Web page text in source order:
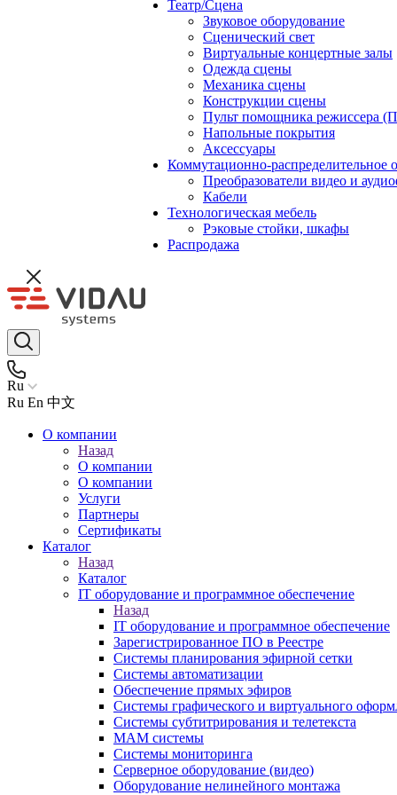
Театр/Сцена
Звуковое оборудование
Сценический свет
Виртуальные концертные залы
Одежда сцены
Механика сцены
Конструкции сцены
Пульт помощника режиссера
Напольные покрытия
Аксессуары
Коммутационно-распределительное
Преобразователи видео и
Кабели
Технологическая мебель
Рэковые стойки, шкафы
Распродажа
Ru
Ru En 中文
О компании
Назад
О компании
О компании
Услуги
Партнеры
Сертификаты
Каталог
Назад
Каталог
IT оборудование и программное обеспечение
Назад
IT оборудование и программное обеспечение
Зарегистрированное ПО в Реестре
Системы планирования эфирной сетки
Системы автоматизации
Обеспечение прямых эфиров
Системы графического и виртуального
Системы субтитрирования и телетекста
MAM системы
Системы мониторинга
Серверное оборудование (видео)
Оборудование нелинейного монтажа